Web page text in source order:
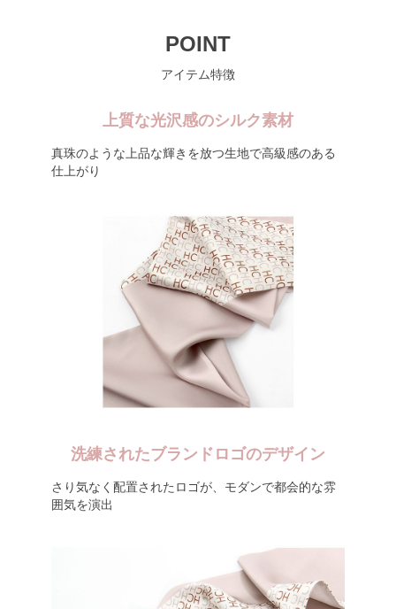
POINT
アイテム特徴
上質な光沢感のシルク素材
真珠のような上品な輝きを放つ生地で高級感のある
仕上がり
洗練されたブランドロゴのデザイン
さり気なく配置されたロゴが、モダンで都会的な雰
囲気を演出